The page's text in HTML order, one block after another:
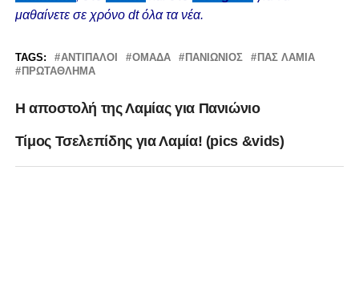
μαθαίνετε σε χρόνο dt όλα τα νέα.
TAGS: ΑΝΤΊΠΑΛΟΙ ΟΜΆΔΑ ΠΑΝΙΩΝΙΟΣ
ΠΑΣ ΛΑΜΙΑ
ΠΡΩΤΆΘΛΗΜΑ
Η αποστολή της Λαμίας για Πανιώνιο
Τίμος Τσελεπίδης για Λαμία! (pics &vids)